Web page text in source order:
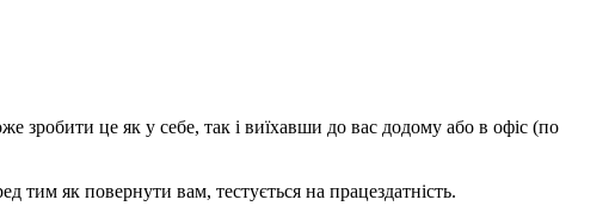
зробити це як у себе, так і виїхавши до вас додому або в офіс (по
тим як повернути вам, тecтується на працездатність.